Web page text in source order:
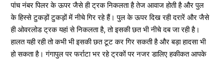
पांच नंबर पिलर के ऊपर जैसे ही ट्रक निकलता है तेज आवाज होती है और पुल
के हिस्से टुकड़ों टुकड़ों में नीचे गिर रहे हैं। पुल के ऊपर दिख रही दरारें और जैसे
ही ओवरलोड ट्रक यहां से निकलता है, तो इसकी छत भी नीचे दब जा रही है।
हालत यही रही तो कभी भी इसकी छत टूट कर गिर सकती है और बड़ा हादसा भी
हो सकता है। गंगापुल पर फर्राटा भर रहे ट्रकों पर नजर डालिए हकीकत आपके